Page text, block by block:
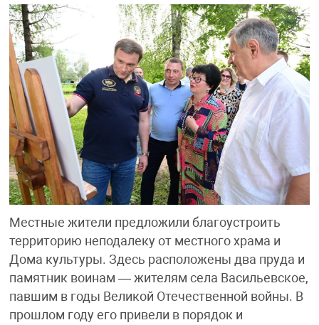
Местные жители предложили благоустроить
территорию неподалеку от местного храма и
Дома культуры. Здесь расположены два пруда и
памятник воинам — жителям села Васильевское,
павшим в годы Великой Отечественной войны. В
прошлом году его привели в порядок и